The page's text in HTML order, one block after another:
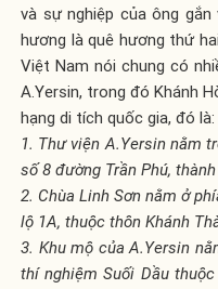
và sự nghiệp của ông
hương là quê hương thứ
Việt Nam nói chung có
A.Yersin, trong đó Khánh
hạng di tích quốc gia, đó là:
1. Thư viện A.Yersin nằm
số 8 đường Trần Phú,
2. Chùa Linh Sơn nằm ở
lộ 1A, thuộc thôn Khánh
3. Khu mộ của A.Yersin
thí nghiệm Suối Dầu